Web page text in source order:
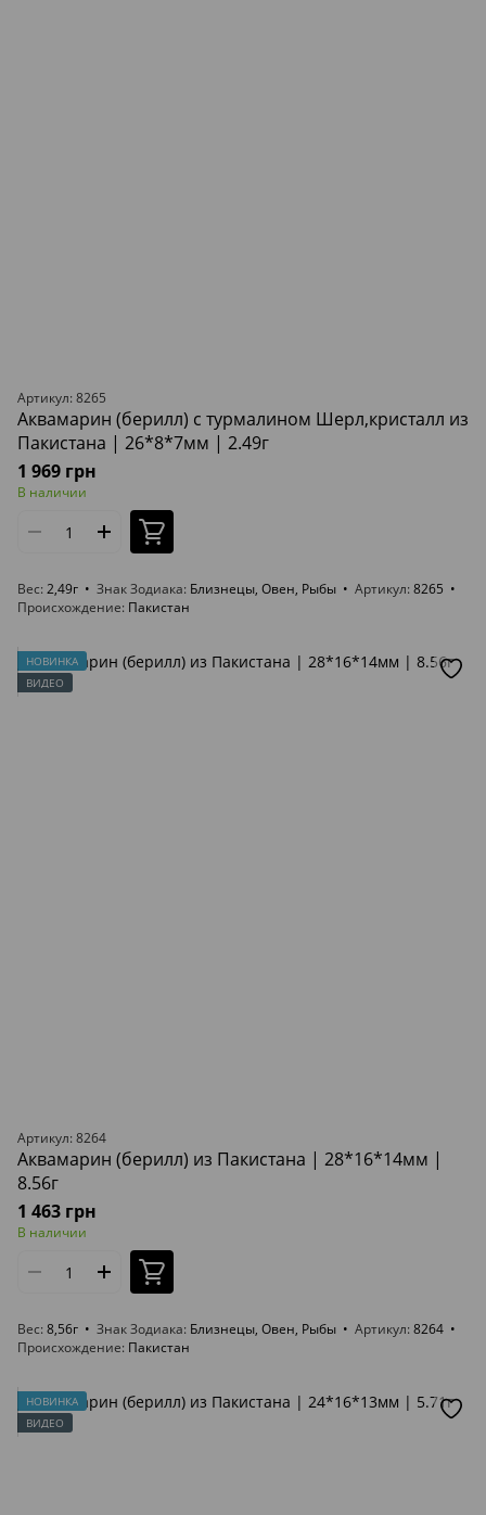
Артикул: 8265
Аквамарин (берилл) с турмалином Шерл,кристалл из
Пакистана | 26*8*7мм | 2.49г
1 969 грн
В наличии
Вес 2,49г Знак Зодиака Близнецы, Овен, Рыбы Артикул 8265
Происхождение Пакистан
НОВИНКА
ВИДЕО
Артикул: 8264
Аквамарин (берилл) из Пакистана | 28*16*14мм |
8.56г
1 463 грн
В наличии
Вес 8,56г Знак Зодиака Близнецы, Овен, Рыбы Артикул 8264
Происхождение Пакистан
НОВИНКА
ВИДЕО